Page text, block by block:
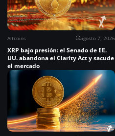
Altcoins agosto 7, 2026
XRP bajo presión: el Senado de EE.
UU. abandona el Clarity Act y sacude
el mercado